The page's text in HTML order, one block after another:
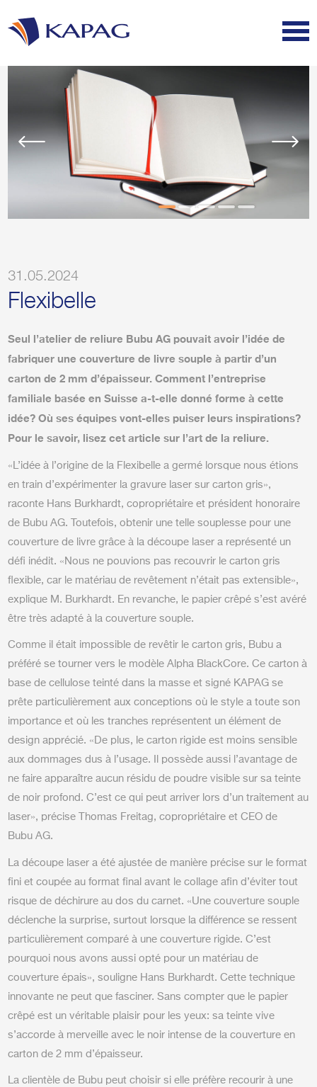
31.05.2024
Flexibelle
Seul l’atelier de reliure Bubu AG pouvait avoir l’idée de
fabriquer une couverture de livre souple à partir d’un
carton de 2 mm d’épaisseur. Comment l’entreprise
familiale basée en Suisse a-t-elle donné forme à cette
idée? Où ses équipes vont-elles puiser leurs inspirations?
Pour le savoir, lisez cet article sur l’art de la reliure.
«L’idée à l’origine de la Flexibelle a germé lorsque nous étions
en train d’expérimenter la gravure laser sur carton gris»,
raconte Hans Burkhardt, copropriétaire et président honoraire
de Bubu AG. Toutefois, obtenir une telle souplesse pour une
couverture de livre grâce à la découpe laser a représenté un
défi inédit. «Nous ne pouvions pas recouvrir le carton gris
flexible, car le matériau de revêtement n’était pas extensible»,
explique M. Burkhardt. En revanche, le papier crêpé s’est avéré
être très adapté à la couverture souple.
Comme il était impossible de revêtir le carton gris, Bubu a
préféré se tourner vers le modèle Alpha BlackCore. Ce carton à
base de cellulose teinté dans la masse et signé KAPAG se
prête particulièrement aux conceptions où le style a toute son
importance et où les tranches représentent un élément de
design apprécié. «De plus, le carton rigide est moins sensible
aux dommages dus à l’usage. Il possède aussi l’avantage de
ne faire apparaître aucun résidu de poudre visible sur sa teinte
de noir profond. C’est ce qui peut arriver lors d’un traitement au
laser», précise Thomas Freitag, copropriétaire et CEO de
Bubu AG.
La découpe laser a été ajustée de manière précise sur le format
fini et coupée au format final avant le collage afin d’éviter tout
risque de déchirure au dos du carnet. «Une couverture souple
déclenche la surprise, surtout lorsque la différence se ressent
particulièrement comparé à une couverture rigide. C’est
pourquoi nous avons aussi opté pour un matériau de
couverture épais», souligne Hans Burkhardt. Cette technique
innovante ne peut que fasciner. Sans compter que le papier
crêpé est un véritable plaisir pour les yeux: sa teinte vive
s’accorde à merveille avec le noir intense de la couverture en
carton de 2 mm d’épaisseur.
La clientèle de Bubu peut choisir si elle préfère recourir à une